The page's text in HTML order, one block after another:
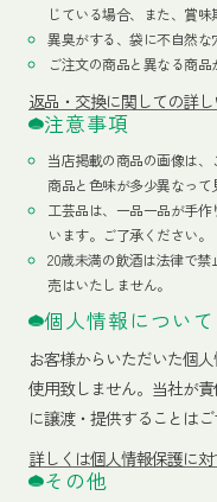
じている場合、また、賞
異臭がする、袋に不自然
ご注文の商品と異なる商
返品・交換に関しての詳
注意事項
当店掲載の商品の画像は
商品と色味が多少異なって
工芸品は、一品一品が手
います。ご了承ください。
20歳未満の飲酒は法律で
売はいたしません。
個人情報について
お客様からいただいた個
使用致しません。当社が
に譲渡・提供することはご
詳しくは個人情報保護に
その他